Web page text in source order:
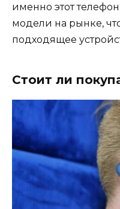
именно этот
модели на рынке,
подходящее
Стоит ли